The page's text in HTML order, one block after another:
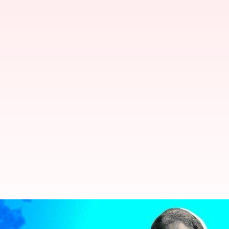
ఆర్థిక సర్వే: 2023-24 ఆర్థిక